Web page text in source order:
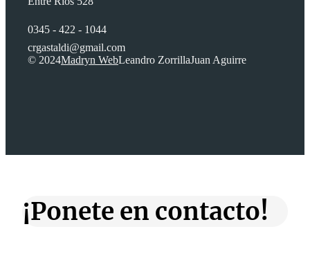
0345 - 422 - 1044
crgastaldi@gmail.com
© 2024Madryn WebLeandro ZorrillaJuan Aguirre
¡Ponete en contacto!